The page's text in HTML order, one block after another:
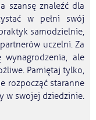
szansę znaleźć dla
w pełni swój
samodzielnie,
uczelni. Za
ale
Pamiętaj tylko,
rozpocząć staranne
w swojej dziedzinie.